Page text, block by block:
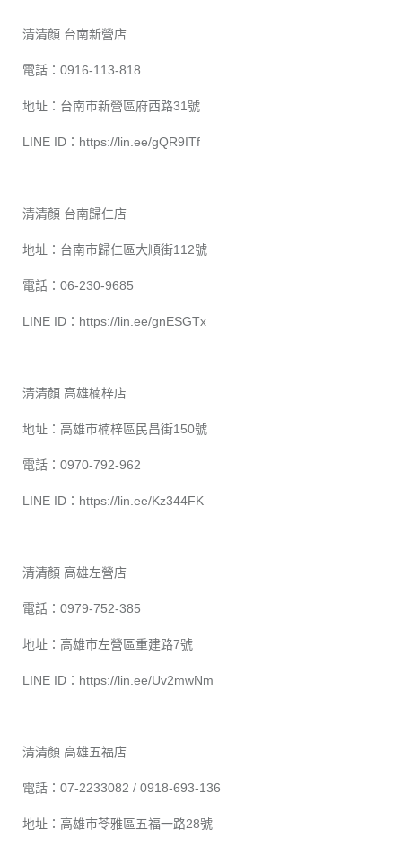
清清顏 台南新營店
電話：0916-113-818
地址：台南市新營區府西路31號
LINE ID： https://lin.ee/gQR9ITf
清清顏 台南歸仁店
地址：台南市歸仁區大順街112號
電話：06-230-9685
LINE ID： https://lin.ee/gnESGTx
清清顏 高雄楠梓店
地址：高雄市楠梓區民昌街150號
電話：0970-792-962
LINE ID： https://lin.ee/Kz344FK
清清顏 高雄左營店
電話：0979-752-385
地址：高雄市左營區重建路7號
LINE ID： https://lin.ee/Uv2mwNm
清清顏 高雄五福店
電話：07-2233082 / 0918-693-136
地址：高雄市苓雅區五福一路28號